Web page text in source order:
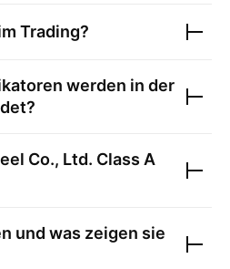
Trading?
werden in der
Co., Ltd. Class A
und was zeigen sie